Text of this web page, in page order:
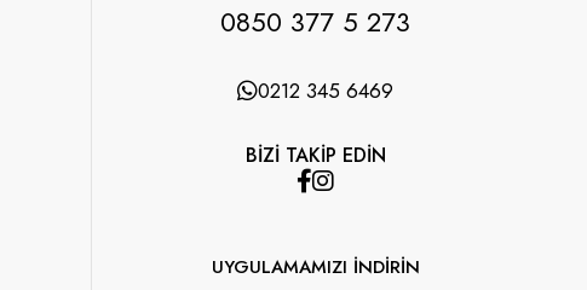
0850 377 5 273
0212 345 6469
BİZİ TAKİP EDİN
UYGULAMAMIZI İNDİRİN